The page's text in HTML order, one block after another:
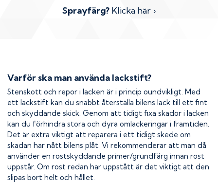
Sprayfärg? Klicka här ›
Varför ska man använda lackstift?
Stenskott och repor i lacken är i princip oundvikligt. Med
ett lackstift kan du snabbt återställa bilens lack till ett fint
och skyddande skick. Genom att tidigt fixa skador i lacken
kan du förhindra stora och dyra omlackeringar i framtiden.
Det är extra viktigt att reparera i ett tidigt skede om
skadan har nått bilens plåt. Vi rekommenderar att man då
använder en rostskyddande primer/grundfärg innan rost
uppstår. Om rost redan har uppstått är det viktigt att den
slipas bort helt och hållet.